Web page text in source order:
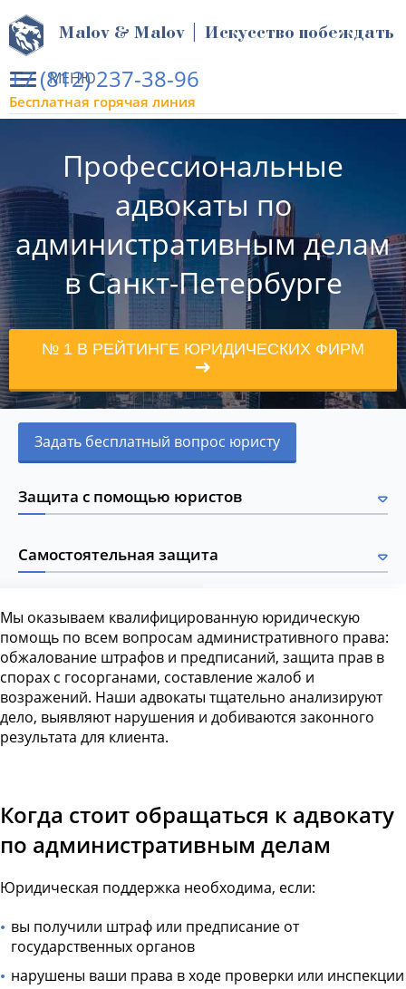
МЕНЮ
Malov & Malov | Искусство побеждать
+7 (812) 237-38-96
Бесплатная горячая линия
Профессиональные
адвокаты по
административным делам
в Санкт-Петербурге
№ 1 В РЕЙТИНГЕ ЮРИДИЧЕСКИХ ФИРМ
Задать бесплатный вопрос юристу
Защита с помощью юристов
Самостоятельная защита
Мы оказываем квалифицированную юридическую
помощь по всем вопросам административного права:
обжалование штрафов и предписаний, защита прав в
спорах с госорганами, составление жалоб и
возражений. Наши адвокаты тщательно анализируют
дело, выявляют нарушения и добиваются законного
результата для клиента.
Когда стоит обращаться к адвокату
по административным делам
Юридическая поддержка необходима, если:
вы получили штраф или предписание от
государственных органов
нарушены ваши права в ходе проверки или инспекции